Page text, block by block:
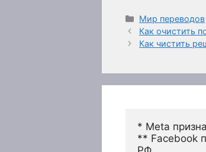
Рубрики
Мир переводов
Как очистить
Как чистить
* Meta
** Facebook